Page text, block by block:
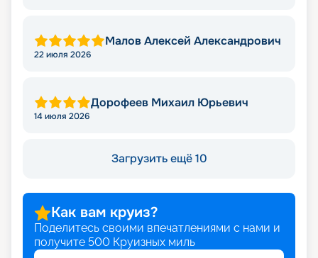
Малов Алексей Александрович
22 июля 2026
Дорофеев Михаил Юрьевич
14 июля 2026
Загрузить ещё 10
Как вам круиз?
Поделитесь своими впечатлениями с нами и
получите 500 Круизных миль